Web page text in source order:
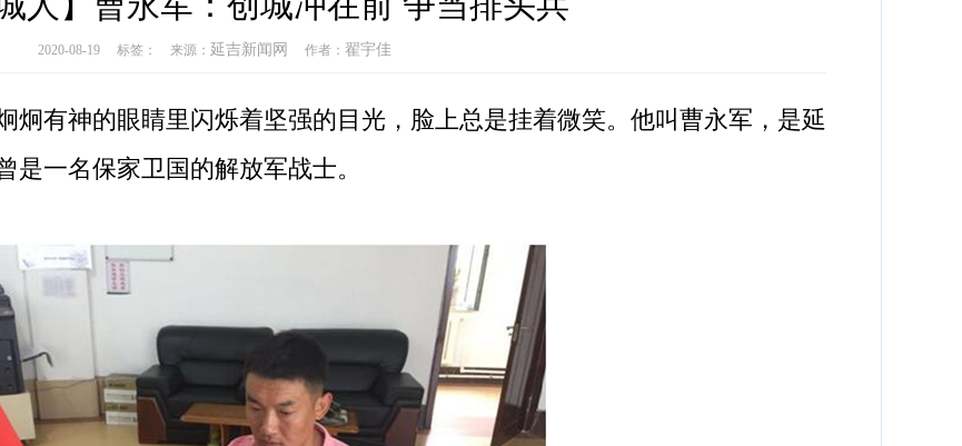
2020-08-19 标签： 来源： 延吉新闻网 作者： 翟宇佳
有神的眼睛里闪烁着坚强的目光，脸上总是挂着微笑。他叫曹永军，是延
一名保家卫国的解放军战士。